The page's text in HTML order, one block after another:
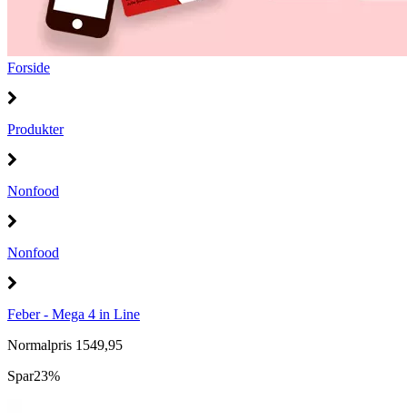
Forside
Produkter
Nonfood
Nonfood
Feber - Mega 4 in Line
Normalpris 1549,95
Spar23%